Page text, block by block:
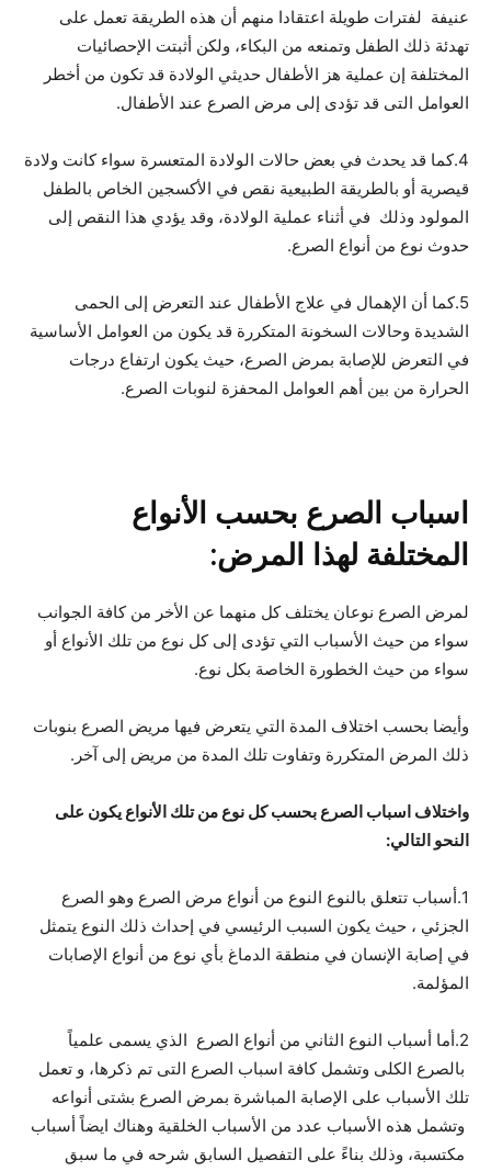
عنيفة لفترات طويلة اعتقادا منهم أن هذه الطريقة تعمل على
تهدئة ذلك الطفل وتمنعه من البكاء، ولكن أثبتت الإحصائيات
المختلفة إن عملية هز الأطفال حديثي الولادة قد تكون من أخطر
العوامل التى قد تؤدى إلى مرض الصرع عند الأطفال.
4.كما قد يحدث في بعض حالات الولادة المتعسرة سواء كانت ولادة
قيصرية أو بالطريقة الطبيعية نقص في الأكسجين الخاص بالطفل
المولود وذلك في أثناء عملية الولادة، وقد يؤدي هذا النقص إلى
حدوث نوع من أنواع الصرع.
5.كما أن الإهمال في علاج الأطفال عند التعرض إلى الحمى
الشديدة وحالات السخونة المتكررة قد يكون من العوامل الأساسية
في التعرض للإصابة بمرض الصرع، حيث يكون ارتفاع درجات
الحرارة من بين أهم العوامل المحفزة لنوبات الصرع.
اسباب الصرع بحسب الأنواع
المختلفة لهذا المرض:
لمرض الصرع نوعان يختلف كل منهما عن الأخر من كافة الجوانب
سواء من حيث الأسباب التي تؤدى إلى كل نوع من تلك الأنواع أو
سواء من حيث الخطورة الخاصة بكل نوع.
وأيضا بحسب اختلاف المدة التي يتعرض فيها مريض الصرع بنوبات
ذلك المرض المتكررة وتفاوت تلك المدة من مريض إلى آخر.
واختلاف اسباب الصرع بحسب كل نوع من تلك الأنواع يكون على
النحو التالي:
1.أسباب تتعلق بالنوع النوع من أنواع مرض الصرع وهو الصرع
الجزئي ، حيث يكون السبب الرئيسي في إحداث ذلك النوع يتمثل
في إصابة الإنسان في منطقة الدماغ بأي نوع من أنواع الإصابات
المؤلمة.
2.أما أسباب النوع الثاني من أنواع الصرع الذي يسمى علمياً
بالصرع الكلى وتشمل كافة اسباب الصرع التى تم ذكرها، و تعمل
تلك الأسباب على الإصابة المباشرة بمرض الصرع بشتى أنواعه
وتشمل هذه الأسباب عدد من الأسباب الخلقية وهناك ايضاً أسباب
مكتسبة، وذلك بناءً على التفصيل السابق شرحه في ما سبق